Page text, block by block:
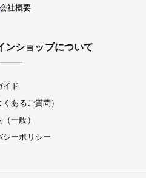
会社概要
ンショップについて
イド
あるご質問）
一般）
シーポリシー